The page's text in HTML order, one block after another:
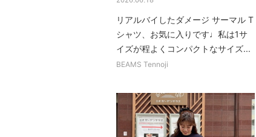
リアルバイしたダメージ サーマル T
シャツ、お気に入りです♩私は1サ
イズが程よくコンパクトなサイズ...
BEAMS Tennoji